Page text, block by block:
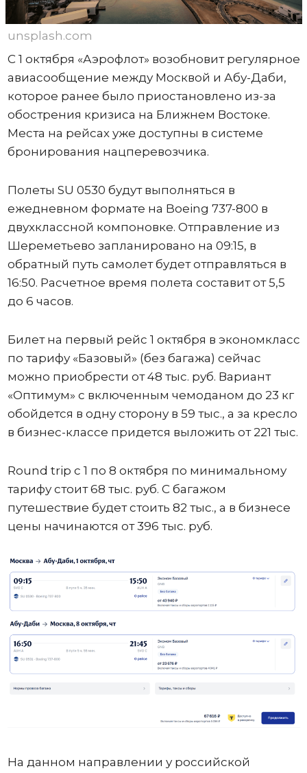
unsplash.com
С 1 октября «Аэрофлот» возобновит регулярное
авиасообщение между Москвой и Абу-Даби,
которое ранее было приостановлено из-за
обострения кризиса на Ближнем Востоке.
Места на рейсах уже доступны в системе
бронирования нацперевозчика.
Полеты SU 0530 будут выполняться в
ежедневном формате на Boeing 737-800 в
двухклассной компоновке. Отправление из
Шереметьево запланировано на 09:15, в
обратный путь самолет будет отправляться в
16:50. Расчетное время полета составит от 5,5
до 6 часов.
Билет на первый рейс 1 октября в экономкласс
по тарифу «Базовый» (без багажа) сейчас
можно приобрести от 48 тыс. руб. Вариант
«Оптимум» с включенным чемоданом до 23 кг
обойдется в одну сторону в 59 тыс., а за кресло
в бизнес-классе придется выложить от 221 тыс.
Round trip с 1 по 8 октября по минимальному
тарифу стоит 68 тыс. руб. С багажом
путешествие будет стоить 82 тыс., а в бизнесе
цены начинаются от 396 тыс. руб.
На данном направлении у российской